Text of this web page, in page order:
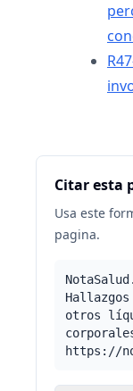
Citar esta
Usa este
pagina.
otros
https://